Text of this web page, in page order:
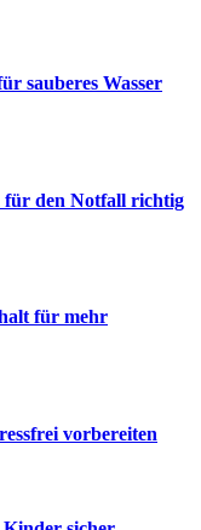
sauberes Wasser
für den Notfall richtig
für mehr
vorbereiten